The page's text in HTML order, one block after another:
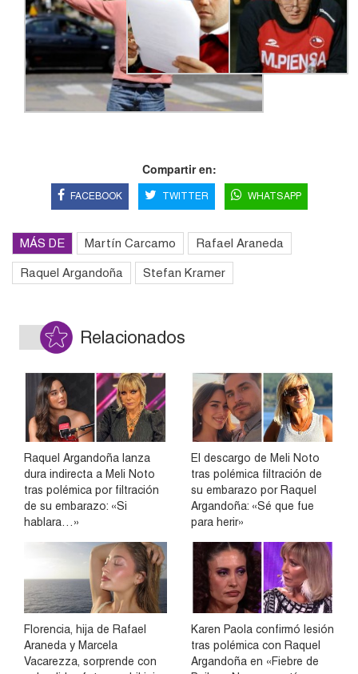
Compartir en:
FACEBOOK TWITTER WHATSAPP
MÁS DE Martín Carcamo Rafael Araneda
Raquel Argandoña Stefan Kramer
Relacionados
Raquel Argandoña lanza
dura indirecta a Meli Noto
tras polémica por filtración
de su embarazo: «Si
hablara…»
El descargo de Meli Noto
tras polémica filtración de
su embarazo por Raquel
Argandoña: «Sé que fue
para herir»
Florencia, hija de Rafael
Araneda y Marcela
Vacarezza, sorprende con
Karen Paola confirmó lesión
tras polémica con Raquel
Argandoña en «Fiebre de